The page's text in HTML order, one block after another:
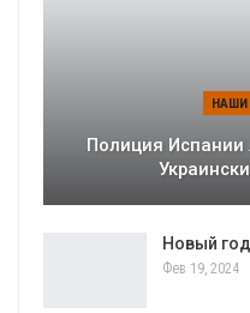
НАШИ
Полиция Испании
Новый
Фев 19, 2024